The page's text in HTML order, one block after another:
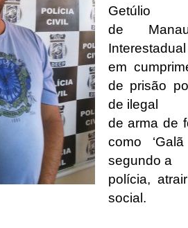
Getúlio
de
em
de prisão
de ilegal
de arma de
como
segundo a
polícia,
social.